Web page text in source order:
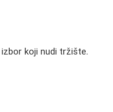
koji nudi tržište.